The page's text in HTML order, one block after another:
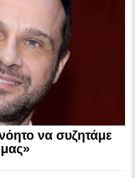
να συζητάμε